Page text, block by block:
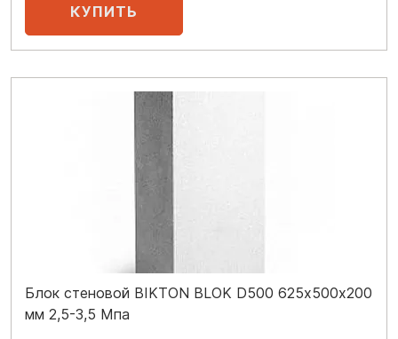
Блок стеновой BIKTON BLOK D500 625х500х200
мм 2,5-3,5 Мпа